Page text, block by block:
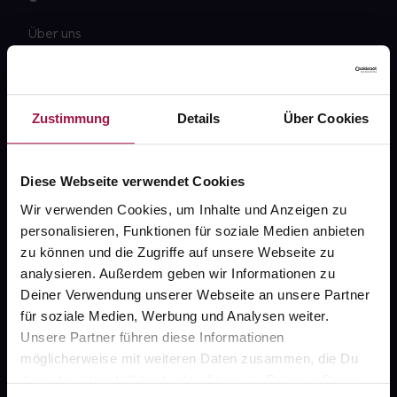
Zustimmung Details Über Cookies
Diese Webseite verwendet Cookies
Wir verwenden Cookies, um Inhalte und Anzeigen zu
personalisieren, Funktionen für soziale Medien anbieten
zu können und die Zugriffe auf unsere Webseite zu
analysieren. Außerdem geben wir Informationen zu
Deiner Verwendung unserer Webseite an unsere Partner
für soziale Medien, Werbung und Analysen weiter.
Unsere Partner führen diese Informationen
möglicherweise mit weiteren Daten zusammen, die Du
ihnen bereitgestellt hast oder die sie im Rahmen Deiner
Über uns
Newsletter
Sanitätshäuser
AGB
Impressum